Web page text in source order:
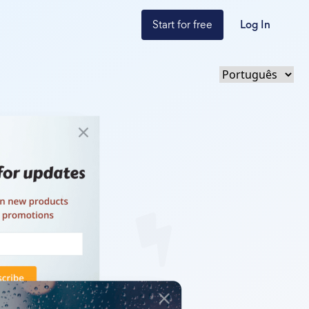
Start for free Log In